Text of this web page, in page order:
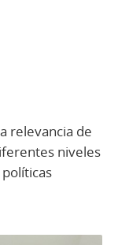
relevancia de
niveles